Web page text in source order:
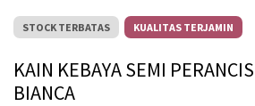
STOCK TERBATAS KUALITAS TERJAMIN
KAIN KEBAYA SEMI
BIANCA